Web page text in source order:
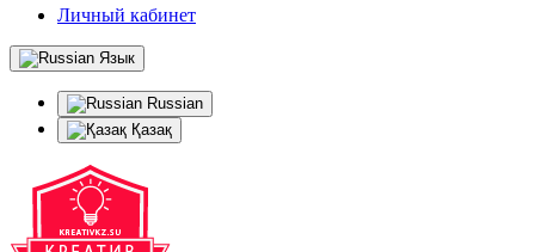
Личный кабинет
Язык
Russian
Қазақ